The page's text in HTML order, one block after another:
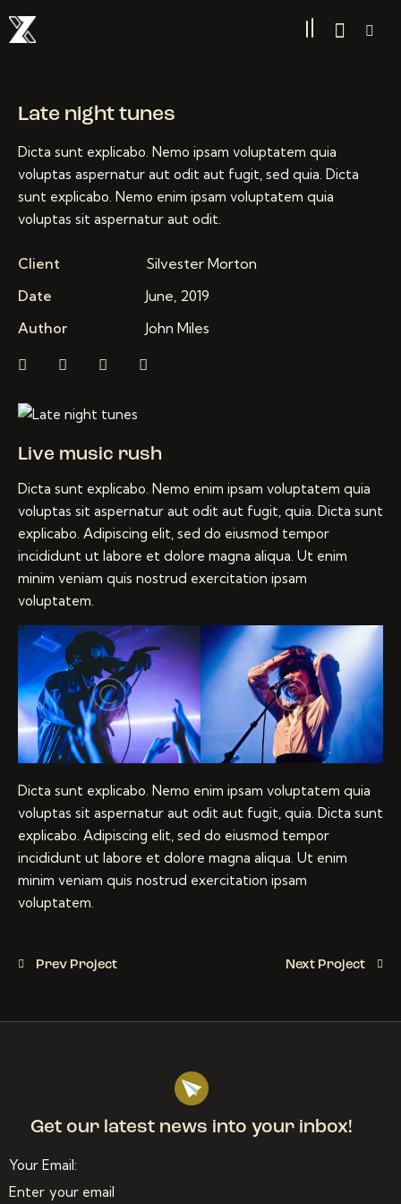
Late night tunes
Dicta sunt explicabo. Nemo ipsam voluptatem quia
voluptas aspernatur aut odit aut fugit, sed quia. Dicta
sunt explicabo. Nemo enim ipsam voluptatem quia
voluptas sit aspernatur aut odit.
Client
Silvester Morton
Date
June, 2019
Author
John Miles
Live music rush
Dicta sunt explicabo. Nemo enim ipsam voluptatem quia
voluptas sit aspernatur aut odit aut fugit, quia. Dicta sunt
explicabo. Adipiscing elit, sed do eiusmod tempor
incididunt ut labore et dolore magna aliqua. Ut enim
minim veniam quis nostrud exercitation ipsam
voluptatem.
Dicta sunt explicabo. Nemo enim ipsam voluptatem quia
voluptas sit aspernatur aut odit aut fugit, quia. Dicta sunt
explicabo. Adipiscing elit, sed do eiusmod tempor
incididunt ut labore et dolore magna aliqua. Ut enim
minim veniam quis nostrud exercitation ipsam
voluptatem.
Prev Project Next Project
Get our latest news into your inbox!
Your Email: